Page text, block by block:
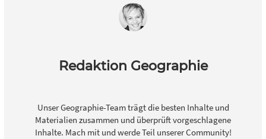
Redaktion Geographie
Unser Geographie-Team trägt die besten Inhalte und
Materialien zusammen und überprüft vorgeschlagene
Inhalte. Mach mit und werde Teil unserer Community!